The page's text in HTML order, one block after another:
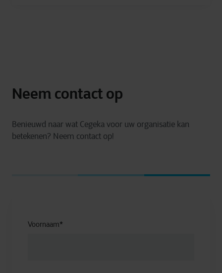
Neem contact op
Benieuwd naar wat Cegeka voor uw organisatie kan
betekenen? Neem contact op!
Voornaam*